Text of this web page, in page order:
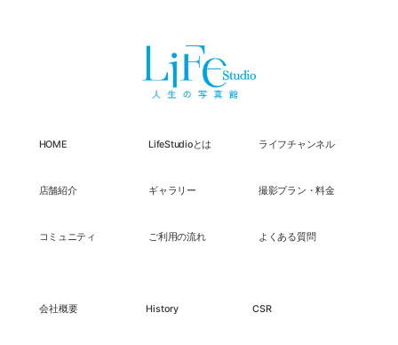
HOME LifeStudioとは ライフチャンネル
店舗紹介 ギャラリー 撮影プラン・料金
コミュニティ ご利用の流れ よくある質問
会社概要 History CSR